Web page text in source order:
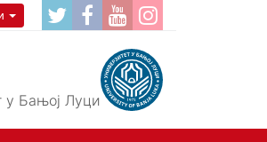
у Бањој Луци